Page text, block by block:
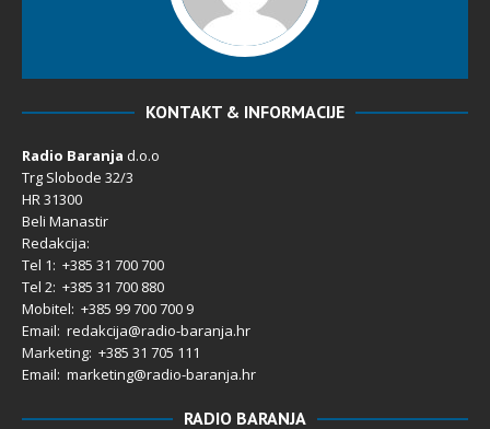
KONTAKT & INFORMACIJE
Radio Baranja d.o.o
Trg Slobode 32/3
HR 31300
Beli Manastir
Redakcija:
Tel 1: +385 31 700 700
Tel 2: +385 31 700 880
Mobitel: +385 99 700 700 9
Email: redakcija@radio-baranja.hr
Marketing: +385 31 705 111
Email: marketing@radio-baranja.hr
RADIO BARANJA